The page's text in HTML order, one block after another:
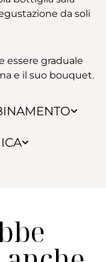
da soli
essere graduale
e il suo bouquet.